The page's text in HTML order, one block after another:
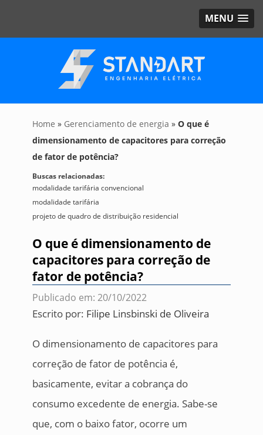
MENU
Home » Gerenciamento de energia » O que é
dimensionamento de capacitores para correção
de fator de potência?
Buscas relacionadas:
modalidade tarifária convencional
modalidade tarifária
projeto de quadro de distribuição residencial
O que é dimensionamento de
capacitores para correção de
fator de potência?
Publicado em: 20/10/2022
Escrito por: Filipe Linsbinski de Oliveira
O dimensionamento de capacitores para
correção de fator de potência é,
basicamente, evitar a cobrança do
consumo excedente de energia. Sabe-se
que, com o baixo fator, ocorre um